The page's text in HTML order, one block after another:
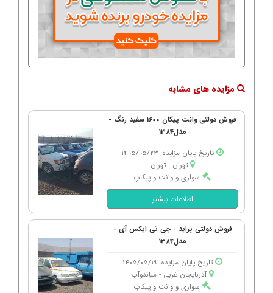
مزایده های مشابه
فروش دولتی وانت پیکان 1600 سفید رنگ -
مدل1384
تاریخ پایان مزایده: 1405/05/23
تهران - تهران
سواری و وانت و پیکاپ
اطلاعات بیشتر
فروش دولتی پراید - جی تی ایکس آی -
مدل1384
تاریخ پایان مزایده: 1405/05/19
آذربایجان غربی - میاندوآب
سواری و وانت و پیکاپ